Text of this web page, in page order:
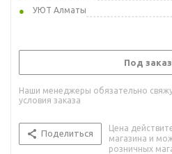
УЮТ Алматы
Под заказ
Наши менеджеры обязательно
условия заказа
Поделиться
Цена
магазина и
розничных